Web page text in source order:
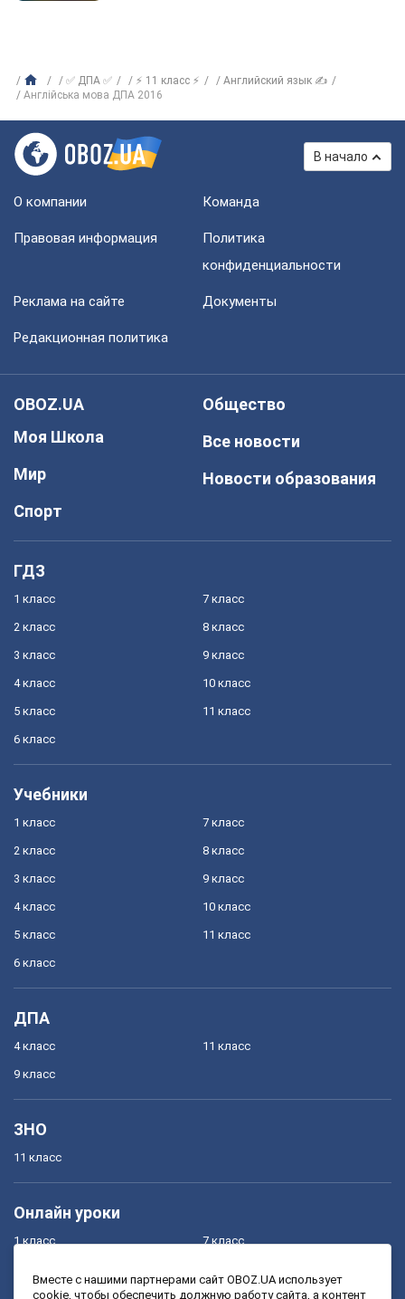
✅ ДПА ✅ ⚡ 11 класс ⚡
Английский язык ✍
Англійська мова ДПА 2016
В начало
О компании Команда
Правовая информация
Политика
конфиденциальности
Реклама на сайте Документы
Редакционная политика
OBOZ.UA
Моя Школа
Мир
Спорт
Общество
Все новости
Новости образования
ГДЗ
1 класс
2 класс
3 класс
4 класс
5 класс
6 класс
7 класс
8 класс
9 класс
10 класс
11 класс
Учебники
1 класс
2 класс
3 класс
4 класс
5 класс
6 класс
7 класс
8 класс
9 класс
10 класс
11 класс
ДПА
4 класс
9 класс
11 класс
ЗНО
11 класс
Онлайн уроки
1 класс 7 класс
Вместе с нашими партнерами сайт OBOZ.UA использует
cookie, чтобы обеспечить должную работу сайта, а контент